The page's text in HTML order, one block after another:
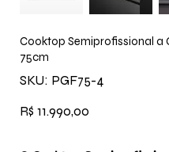
Cooktop Semiprofissional a
75cm
SKU: SKU
PGF75-
PGF75-4
Preço
R$ 11.990,00